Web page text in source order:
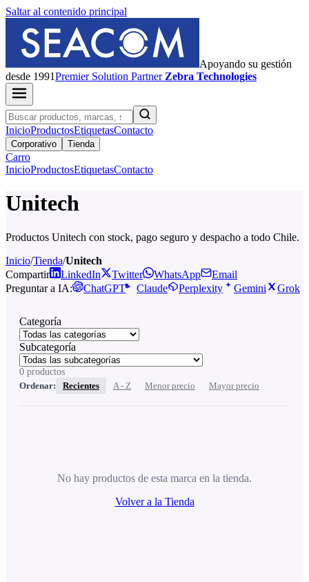
Saltar al contenido principal
Apoyando su gestión
desde 1991PremierSolution Partner Zebra Technologies
InicioProductosEtiquetasContacto
Corporativo Tienda
Carro
InicioProductosEtiquetasContacto
Unitech
Productos Unitech con stock, pago seguro y despacho a todo Chile.
Inicio/Tienda/Unitech
Compartir
LinkedIn Twitter WhatsApp
Email
Preguntar a IA:
ChatGPT Claude Perplexity Gemini Grok
Categoría
Subcategoría
0 productos
Ordenar:
Recientes A - Z Menor precio Mayor precio
No hay productos de esta marca en la tienda.
Volver a la Tienda